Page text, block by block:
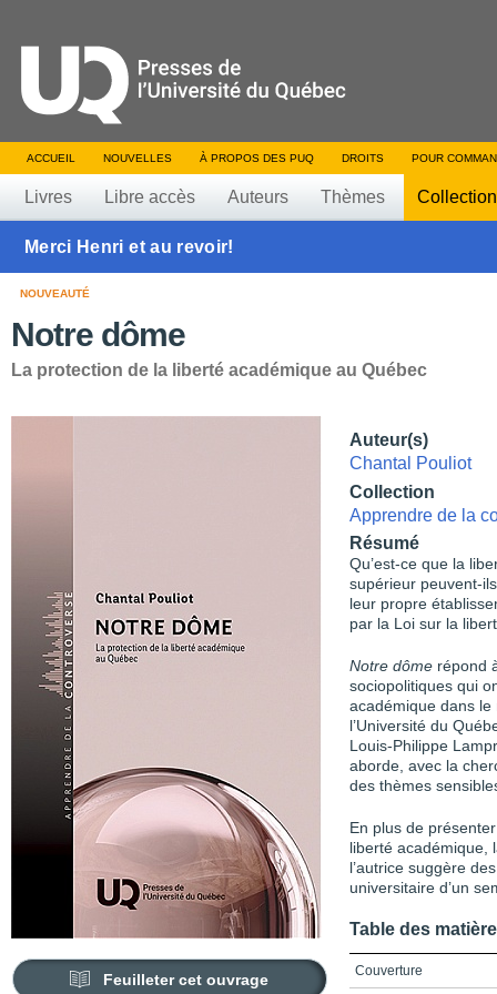
ACCUEIL NOUVELLES À PROPOS DES PUQ DROITS POUR
Livres Libre accès Auteurs Thèmes
Merci Henri et au revoir!
NOUVEAUTÉ
Notre dôme
La protection de la liberté académique au Québec
Feuilleter cet ouvrage
Auteur(s)
Chantal Pouliot
Collection
Apprendre de la
Résumé
Qu’est-ce que la
supérieur peuvent-
leur propre
par la Loi sur la
Notre dôme répond
sociopolitiques qui
académique dans le
l’Université du
Louis-Philippe
aborde, avec la
des thèmes
En plus de
liberté académique,
l’autrice suggère
universitaire d’un
Table des
Couverture